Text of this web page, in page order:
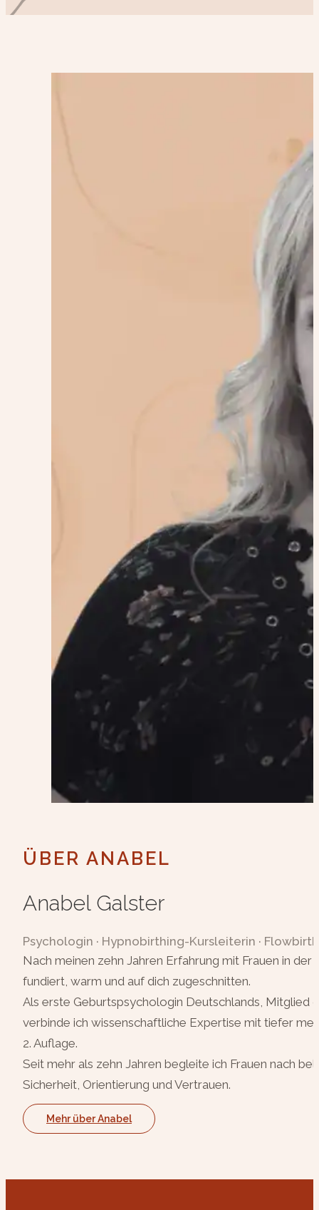
ÜBER ANABEL
Anabel Galster
Psychologin · Hypnobirthing-Kursleiterin ·
Nach meinen zehn Jahren Erfahrung mit Frauen in
fundiert, warm und auf dich zugeschnitten.
Als erste Geburtspsychologin Deutschlands, Mitglied
verbinde ich wissenschaftliche Expertise mit tiefer
2. Auflage.
Seit mehr als zehn Jahren begleite ich Frauen nach
Sicherheit, Orientierung und Vertrauen.
Mehr über Anabel